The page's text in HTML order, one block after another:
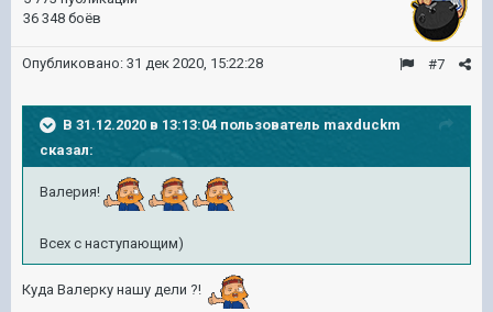
36 348 боёв
#7
Опубликовано: 31 дек 2020, 15:22:28
В 31.12.2020 в 13:13:04 пользователь maxduckm
сказал:
Валерия!
Всех с наступающим)
Куда Валерку нашу дели ?!